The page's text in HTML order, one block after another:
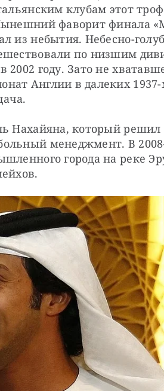
клубам этот
фаворит финала
из небытия. Небесно-
по низшим
году. Зато не
Англии в далеких
Нахайяна, который решил
менеджмент. В
города на реке